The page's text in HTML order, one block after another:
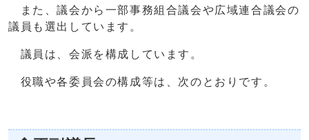
また、議会から一部事務組合議会や広域連合議会の
議員も選出しています。
議員は、会派を構成しています。
役職や各委員会の構成等は、次のとおりです。